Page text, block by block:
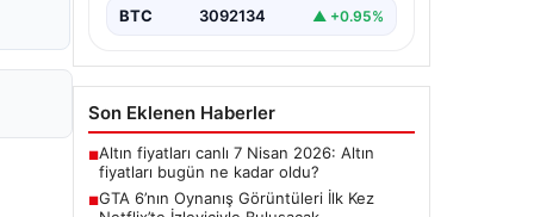
BTC 3092134 ▲ +0.95%
Son Eklenen Haberler
■Altın fiyatları canlı 7 Nisan 2026: Altın
fiyatları bugün ne kadar oldu?
■GTA 6’nın Oynanış Görüntüleri İlk Kez